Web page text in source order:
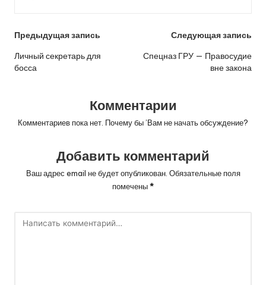
Навигация
по
записям
Предыдущая запись
Личный секретарь для
босса
Следующая запись
Спецназ ГРУ — Правосудие
вне закона
Комментарии
Комментариев пока нет. Почему бы ’Вам не начать обсуждение?
Добавить комментарий
Ваш адрес email не будет опубликован. Обязательные поля
помечены*